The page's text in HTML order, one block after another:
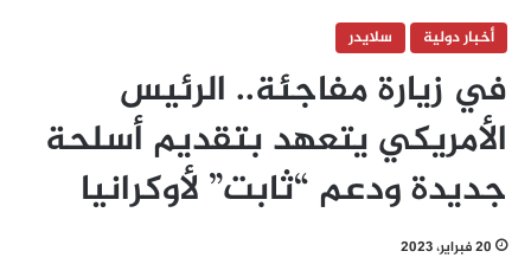
أخبار دولية
سلايدر
في زيارة مفاجئة.. الرئيس
الأمريكي يتعهد بتقديم أسلحة
جديدة ودعم “ثابت” لأوكرانيا
20 فبراير، 2023